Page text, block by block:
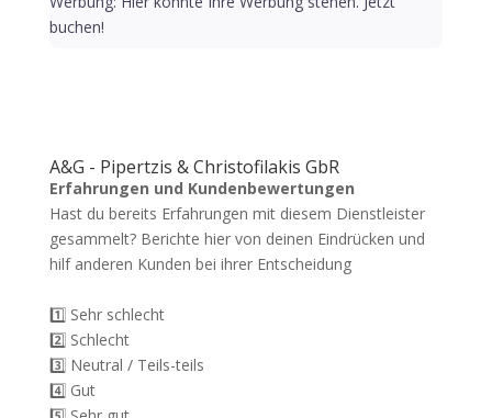
buchen!
A&G - Pipertzis & Christofilakis GbR
Erfahrungen und Kundenbewertungen
Hast du bereits Erfahrungen mit diesem Dienstleister
gesammelt? Berichte hier von deinen Eindrücken und
hilf anderen Kunden bei ihrer Entscheidung
1️⃣ Sehr schlecht
2️⃣ Schlecht
3️⃣ Neutral / Teils-teils
4️⃣ Gut